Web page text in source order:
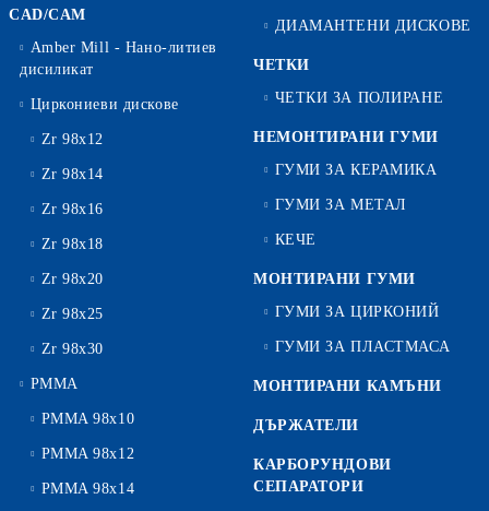
CAD/CAM
Amber Mill - Нано-литиев
дисиликат
Циркониеви дискове
Zr 98x12
Zr 98x14
Zr 98x16
Zr 98x18
Zr 98x20
Zr 98x25
Zr 98x30
PMMA
PMMA 98x10
PMMA 98x12
PMMA 98x14
ДИАМАНТЕНИ ДИСКОВЕ
ЧЕТКИ
ЧЕТКИ ЗА ПОЛИРАНЕ
НЕМОНТИРАНИ ГУМИ
ГУМИ ЗА КЕРАМИКА
ГУМИ ЗА МЕТАЛ
КЕЧЕ
МОНТИРАНИ ГУМИ
ГУМИ ЗА ЦИРКОНИЙ
ГУМИ ЗА ПЛАСТМАСА
МОНТИРАНИ КАМЪНИ
ДЪРЖАТЕЛИ
КАРБОРУНДОВИ
СЕПАРАТОРИ